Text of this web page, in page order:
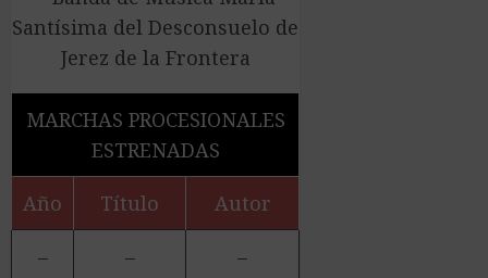
MARCHAS PROCESIONALES
ESTRENADAS
Año Título Autor
– – –